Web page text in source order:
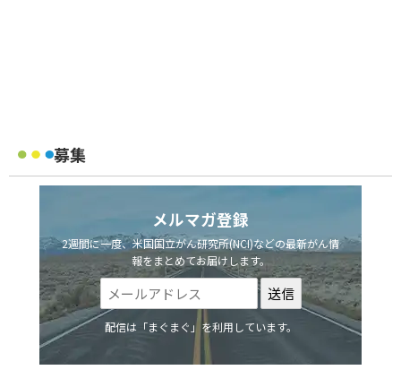
募集
メルマガ登録
2週間に一度、米国国立がん研究所(NCI)などの最新がん情
報をまとめてお届けします。
配信は「まぐまぐ」を利用しています。